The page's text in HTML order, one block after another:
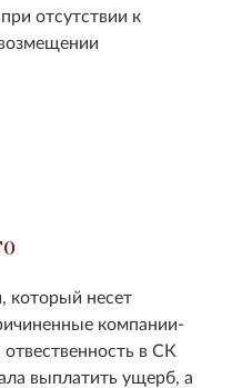
отсутствии к
несет
компании-
в СК
выплатить ущерб, а